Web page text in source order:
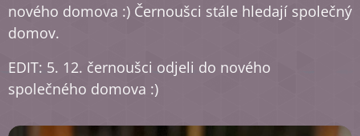
nového domova :) Černoušci stále hledají společný
domov.
EDIT: 5. 12. černoušci odjeli do nového
společného domova :)